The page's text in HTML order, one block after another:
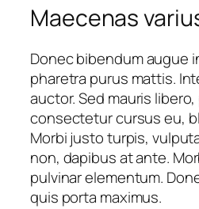
Maecenas
Donec bibendum augue
pharetra purus mattis.
auctor. Sed mauris
consectetur cursus eu,
Morbi justo turpis,
non, dapibus at ante.
pulvinar elementum.
quis porta maximus.